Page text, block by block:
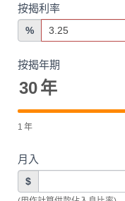
按揭利率
%
按揭年期
30年
1 年
月入
$